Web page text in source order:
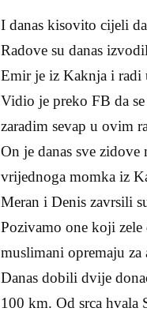
I danas kisovito cijeli
Radove su danas
Emir je iz Kaknja i radi
Vidio je preko FB da se
zaradim sevap u ovim
On je danas sve zidove
vrijednoga momka iz
Meran i Denis zavrsili
Pozivamo one koji
muslimani opremaju
Danas dobili dvije
100 km. Od srca hvala